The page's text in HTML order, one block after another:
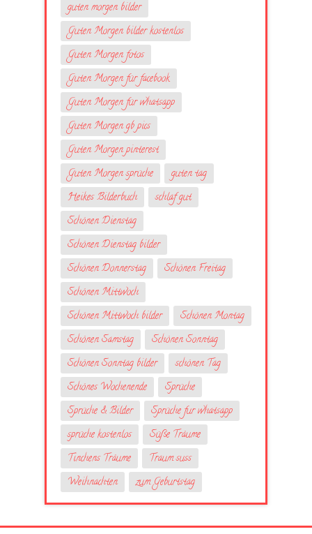
guten morgen bilder
Guten Morgen bilder kostenlos
Guten Morgen fotos
Guten Morgen für facebook
Guten Morgen für whatsapp
Guten Morgen gb pics
Guten Morgen pinterest
Guten Morgen sprüche
guten tag
Heikes Bilderbuch
schlaf gut
Schönen Dienstag
Schönen Dienstag bilder
Schönen Donnerstag
Schönen Freitag
Schönen Mittwoch
Schönen Mittwoch bilder
Schönen Montag
Schönen Samstag
Schönen Sonntag
Schönen Sonntag bilder
schönen Tag
Schönes Wochenende
Sprüche
Sprüche & Bilder
Sprüche fur whatsapp
sprüche kostenlos
Süße Träume
Tinchens Träume
Traum suss
Weihnachten
zum Geburtstag